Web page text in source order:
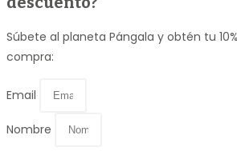
Súbete al planeta Pángala y obtén tu
compra:
Email
Nombre